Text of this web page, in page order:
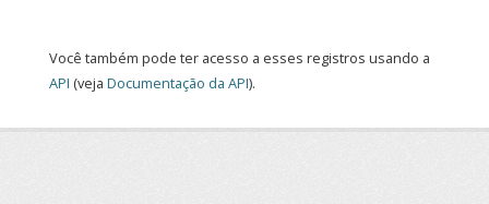
Você também pode ter acesso a esses registros usando a
API (veja Documentação da API).